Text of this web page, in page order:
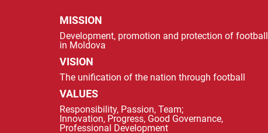
MISSION
Development, promotion and protection of football
in Moldova
VISION
The unification of the nation through football
VALUES
Responsibility, Passion, Team;
Innovation, Progress, Good Governance,
Professional Development